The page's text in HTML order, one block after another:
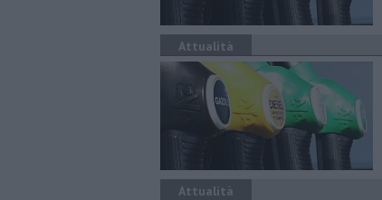
Attualità
Attualità